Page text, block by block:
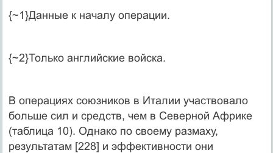
{~1}Данные к началу операции.
{~2}Только английские войска.
В операциях союзников в Италии участвовало
больше сил и средств, чем в Северной Африке
(таблица 10). Однако по своему размаху,
результатам [228] и эффективности они